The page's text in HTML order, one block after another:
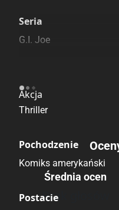
Seria
G.I. Joe
Akcja
Thriller
Pochodzenie
Komiks amerykański
Postacie
Średnia ocen
Brak głosów